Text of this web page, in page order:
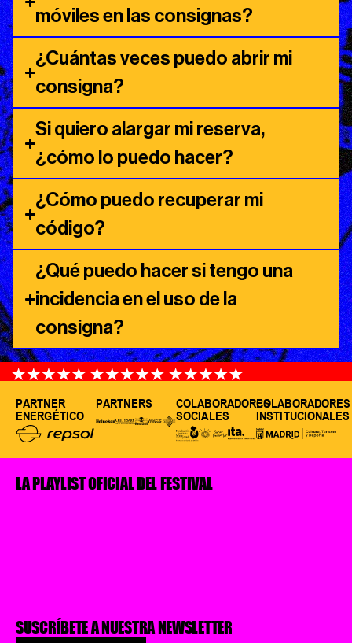
móviles en las consignas?
¿Cuántas veces puedo abrir mi
consigna?
Si quiero alargar mi reserva,
¿cómo lo puedo hacer?
¿Cómo puedo recuperar mi
código?
¿Qué puedo hacer si tengo una
incidencia en el uso de la
consigna?
PARTNER
ENERGÉTICO
PARTNERS
COLABORADORES
SOCIALES
COLABORADORES
INSTITUCIONALES
SUSCRÍBETE A NUESTRA NEWSLETTER
LA PLAYLIST OFICIAL DEL FESTIVAL